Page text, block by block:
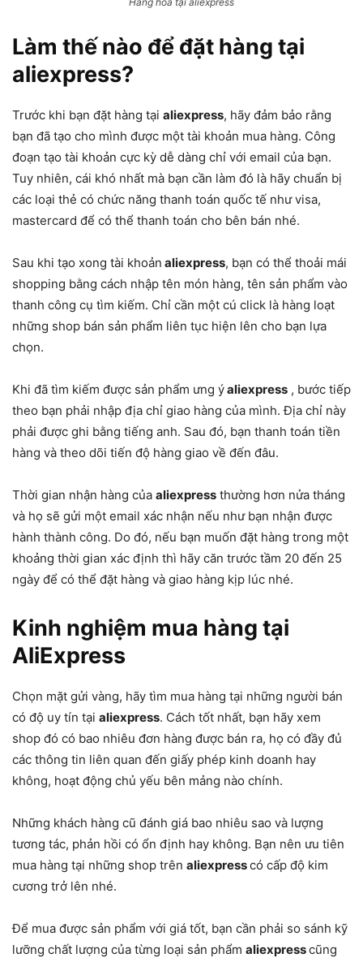
Làm thế nào để đặt hàng tại
aliexpress?
Trước khi bạn đặt hàng tại aliexpress, hãy đảm bảo rằng
bạn đã tạo cho mình được một tài khoản mua hàng. Công
đoạn tạo tài khoản cực kỳ dễ dàng chỉ với email của bạn.
Tuy nhiên, cái khó nhất mà bạn cần làm đó là hãy chuẩn bị
các loại thẻ có chức năng thanh toán quốc tế như visa,
mastercard để có thể thanh toán cho bên bán nhé.
Sau khi tạo xong tài khoản aliexpress, bạn có thể thoải mái
shopping bằng cách nhập tên món hàng, tên sản phẩm vào
thanh công cụ tìm kiếm. Chỉ cần một cú click là hàng loạt
những shop bán sản phẩm liên tục hiện lên cho bạn lựa
chọn.
Khi đã tìm kiếm được sản phẩm ưng ýaliexpress , bước tiếp
theo bạn phải nhập địa chỉ giao hàng của mình. Địa chỉ này
phải được ghi bằng tiếng anh. Sau đó, bạn thanh toán tiền
hàng và theo dõi tiến độ hàng giao về đến đâu.
Thời gian nhận hàng của aliexpress thường hơn nửa tháng
và họ sẽ gửi một email xác nhận nếu như bạn nhận được
hành thành công. Do đó, nếu bạn muốn đặt hàng trong một
khoảng thời gian xác định thì hãy căn trước tầm 20 đến 25
ngày để có thể đặt hàng và giao hàng kịp lúc nhé.
Kinh nghiệm mua hàng tại
AliExpress
Chọn mặt gửi vàng, hãy tìm mua hàng tại những người bán
có độ uy tín tại aliexpress. Cách tốt nhất, bạn hãy xem
shop đó có bao nhiêu đơn hàng được bán ra, họ có đầy đủ
các thông tin liên quan đến giấy phép kinh doanh hay
không, hoạt động chủ yếu bên mảng nào chính.
Những khách hàng cũ đánh giá bao nhiêu sao và lượng
tương tác, phản hồi có ổn định hay không. Bạn nên ưu tiên
mua hàng tại những shop trên aliexpresscó cấp độ kim
cương trở lên nhé.
Để mua được sản phẩm với giá tốt, bạn cần phải so sánh kỹ
lưỡng chất lượng của từng loại sản phẩm aliexpresscũng